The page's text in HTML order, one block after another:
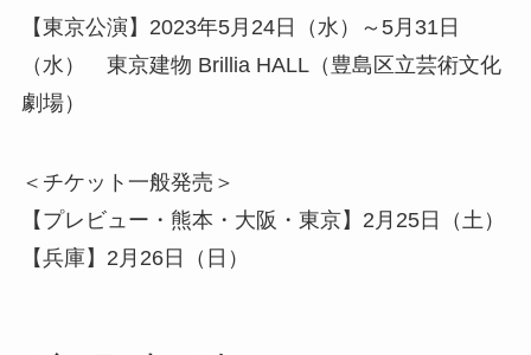
【東京公演】2023年5月24日（水）～5月31日
（水） 東京建物 Brillia HALL（豊島区立芸術文化
劇場）
＜チケット一般発売＞
【プレビュー・熊本・大阪・東京】2月25日（土）
【兵庫】2月26日（日）